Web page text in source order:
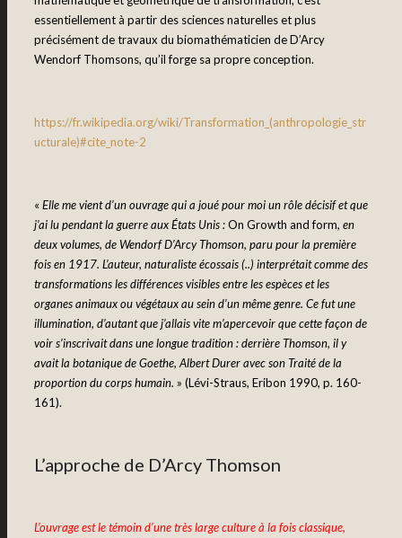
essentiellement à partir des sciences naturelles et plus
précisément de travaux du biomathématicien de D’Arcy
Wendorf Thomsons, qu’il forge sa propre conception.
https://fr.wikipedia.org/wiki/Transformation_(anthropologie_str
ucturale)#cite_note-2
« Elle me vient d’un ouvrage qui a joué pour moi un rôle décisif et que
j’ai lu pendant la guerre aux États Unis :On Growth and form, en
deux volumes, de Wendorf D’Arcy Thomson, paru pour la première
fois en 1917. L’auteur, naturaliste écossais (..) interprétait comme des
transformations les différences visibles entre les espèces et les
organes animaux ou végétaux au sein d’un même genre. Ce fut une
illumination, d’autant que j’allais vite m’apercevoir que cette façon de
voir s’inscrivait dans une longue tradition : derrière Thomson, il y
avait la botanique de Goethe, Albert Durer avec son Traité de la
proportion du corps humain. » (Lévi-Straus, Eribon 1990, p. 160-
161).
L’approche de D’Arcy Thomson
L’ouvrage est le témoin d’une très large culture à la fois classique,